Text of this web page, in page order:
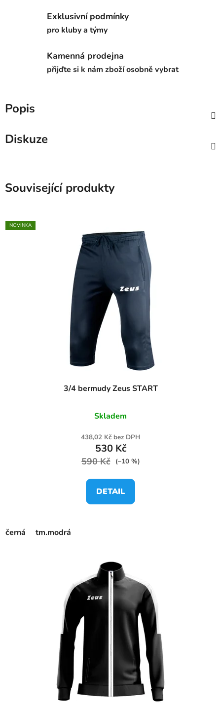
Exklusivní podmínky
pro kluby a týmy
Kamenná prodejna
přijďte si k nám zboží osobně vybrat
Popis
Diskuze
Související produkty
NOVINKA
3/4 bermudy Zeus START
Skladem
438,02 Kč bez DPH
530 Kč
590 Kč (–10 %)
DETAIL
černá tm.modrá